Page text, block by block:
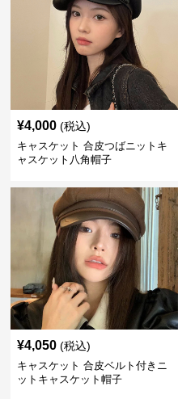
¥4,000 (税込)
キャスケット 合皮つばニットキ
ャスケット八角帽子
¥4,050 (税込)
キャスケット 合皮ベルト付きニ
ットキャスケット帽子